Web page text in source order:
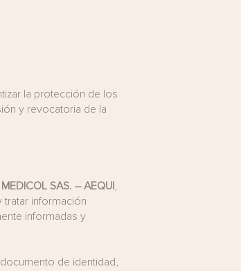
la protección de los
y revocatoria de la
SAS. – AEQUI
información
informadas y
de identidad,